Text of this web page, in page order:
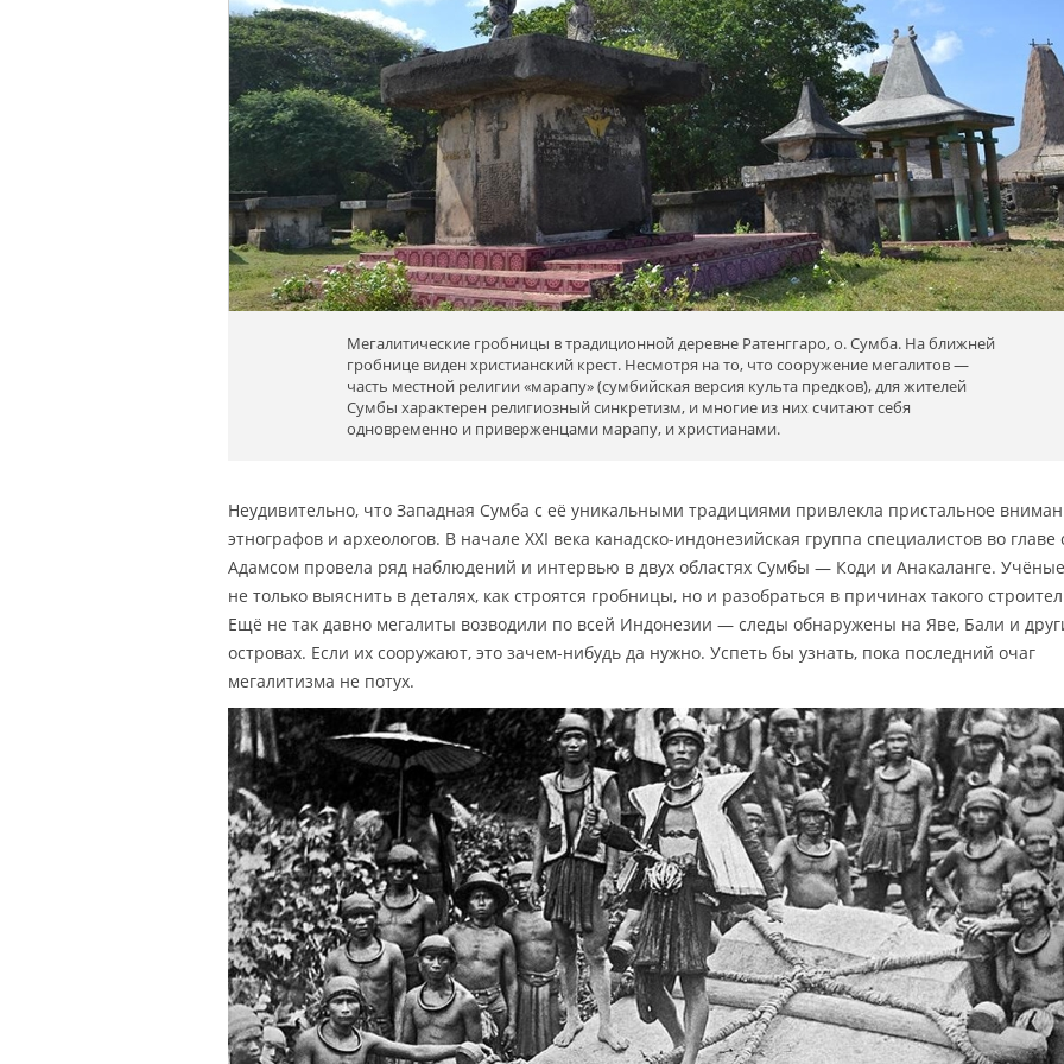
Мегалитические гробницы в традиционной деревне Ратенггаро, о. Сумба. На ближней
гробнице виден христианский крест. Несмотря на то, что сооружение мегалитов —
часть местной религии «марапу» (сумбийская версия культа предков), для жителей
Сумбы характерен религиозный синкретизм, и многие из них считают себя
одновременно и приверженцами марапу, и христианами.
Неудивительно, что Западная Сумба с её уникальными традициями привлекла пристальное
этнографов и археологов. В начале XXI века канадско-индонезийская группа специалистов во главе
Адамсом провела ряд наблюдений и интервью в двух областях Сумбы — Коди и Анакаланге.
не только выяснить в деталях, как строятся гробницы, но и разобраться в причинах такого
Ещё не так давно мегалиты возводили по всей Индонезии — следы обнаружены на Яве, Бали и
островах. Если их сооружают, это зачем-нибудь да нужно. Успеть бы узнать, пока последний очаг
мегалитизма не потух.